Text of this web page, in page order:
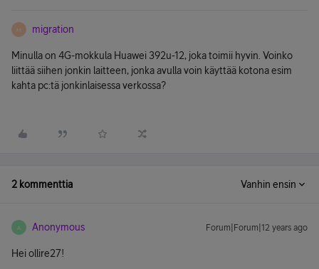
M migration
Minulla on 4G-mokkula Huawei 392u-12, joka toimii hyvin. Voinko
liittää siihen jonkin laitteen, jonka avulla voin käyttää kotona esim
kahta pc:tä jonkinlaisessa verkossa?
2 kommenttia Vanhin ensin
A Anonymous Forum|Forum|12 years ago
Hei ollire27!